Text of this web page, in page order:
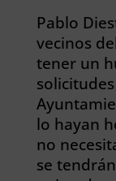
Pablo
vecinos
tener un
lo hayan
no
se